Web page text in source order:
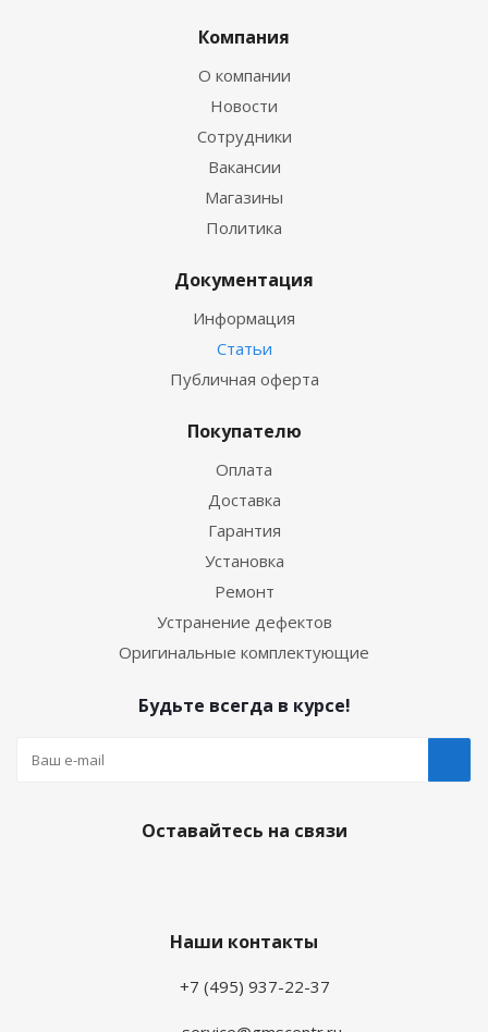
Компания
О компании
Новости
Сотрудники
Вакансии
Магазины
Политика
Документация
Информация
Статьи
Публичная оферта
Покупателю
Оплата
Доставка
Гарантия
Установка
Ремонт
Устранение дефектов
Оригинальные комплектующие
Будьте всегда в курсе!
Оставайтесь на связи
Наши контакты
+7 (495) 937-22-37